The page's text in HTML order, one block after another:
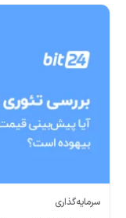
سرمایه‌گذاری